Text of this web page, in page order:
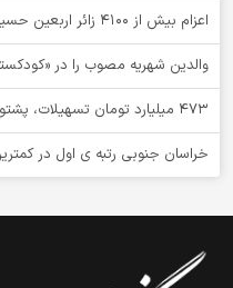
اعزام بیش از 4100 زائر اربعین حسینی از خراسان جنوبی
والدین شهریه مصوب را در
۴۷۳ میلیارد تومان تسهیلات، پشتوانه اشتغال مددجویان خراسان‌جنوبی
خراسان جنوبی رتبه ی اول در